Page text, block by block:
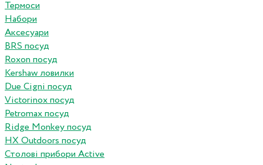
Термоси
Набори
Аксесуари
BRS посуд
Roxon посуд
Kershaw ловилки
Due Cigni посуд
Victorinox посуд
Petromax посуд
Ridge Monkey посуд
HX Outdoors посуд
Столові прибори Active